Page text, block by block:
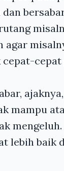
dan
agar
cepat
mampu
mengeluh.
lebih baik